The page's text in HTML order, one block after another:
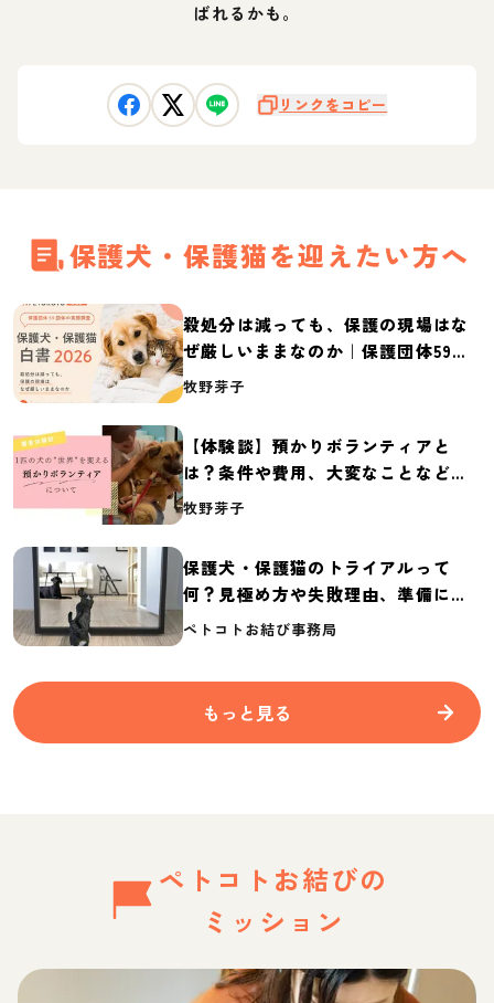
ばれるかも。
リンクをコピー
保護犬・保護猫を迎えたい方へ
殺処分は減っても、保護の現場はな
ぜ厳しいままなのか｜保護団体59団
体の実態調査【保護犬・保護猫白書
牧野芽子
【体験談】預かりボランティアと
は？条件や費用、大変なことなど紹
介
牧野芽子
保護犬・保護猫のトライアルって
何？見極め方や失敗理由、準備に必
要なものを紹介
ペトコトお結び事務局
もっと見る
ペトコトお結びの
ミッション